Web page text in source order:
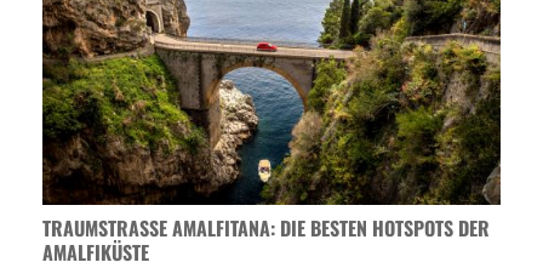
TRAUMSTRASSE AMALFITANA: DIE BESTEN HOTSPOTS DER A
MALFIKÜSTE